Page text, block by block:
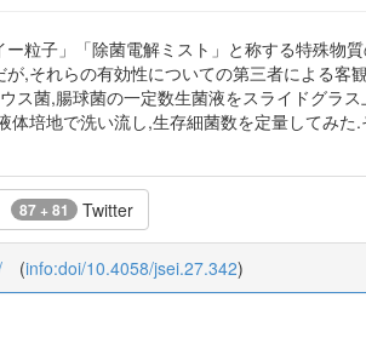
粒子」「除菌電解ミスト」と称する特殊物
,それらの有効性についての第三者による客
ス菌,腸球菌の一定数生菌液をスライドグラ
培地で洗い流し,生存細菌数を定量してみ
87 + 81 Twitter
(info:doi/10.4058/jsei.27.342)